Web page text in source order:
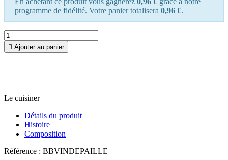
programme de fidélité. Votre panier totalisera 0,96 €.
 Ajouter au panier
Le cuisiner
Détails du produit
Histoire
Composition
Référence : BBVINDEPAILLE